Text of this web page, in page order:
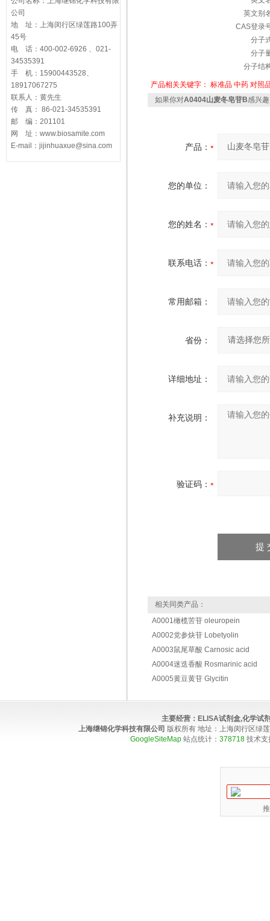
公司
地 址：上海闵行区绿莲路100弄
45号
电 话：400-002-6926 、021-
34535391
手 机：15900443528、
18917067275
联系人：黄先生
传 真： 86-021-34535391
邮 编：201101
网 址：www.biosamite.com
E-mail：jijinhuaxue@sina.com
英文别
CAS登录
分子
分子
分子结
产品相关关键字： 标准品 中药 对照
如果你对A0404山麦冬皂苷B感兴
产品：
您的单位：
您的姓名：
联系电话：
常用邮箱：
省份：
详细地址：
补充说明：
验证码：
相关同类产品：
A0001橄榄苦苷 oleuropein
A0002党参炔苷 Lobetyolin
A0003鼠尾草酸 Carnosic acid
A0004迷迭香酸 Rosmarinic acid
A0005黄豆黄苷 Glycitin
主要经营： ELISA试剂盒,化学试
上海继锦化学科技有限公司 版权所有 地址：上海闵行区绿
GoogleSiteMap 站点统计： 378718 技术支